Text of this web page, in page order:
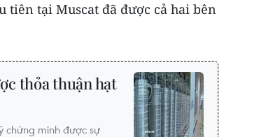
tiên tại Muscat đã được cả hai bên
thỏa thuận hạt
chứng minh được sự